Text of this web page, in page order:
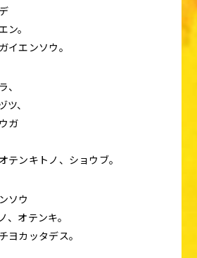
。
イエンソウ。
、
、
ガ
テンキトノ、ショウブ。
ソウ
、オテンキ。
ヨカッタデス。